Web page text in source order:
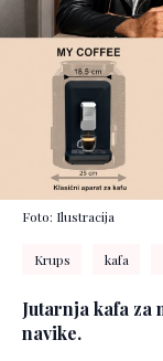
Foto: Ilustracija
Krups kafa
Jutarnja kafa za
navike.